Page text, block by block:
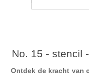
No. 15 - stencil
Ontdek de kracht van